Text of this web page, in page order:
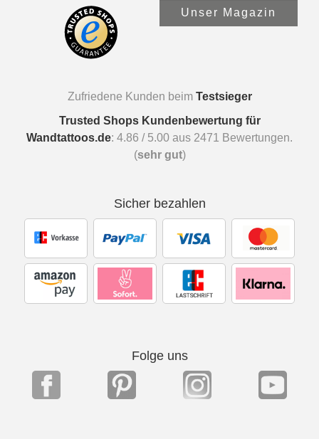
Unser Magazin
Zufriedene Kunden beim Testsieger
Trusted Shops Kundenbewertung für
Wandtattoos.de: 4.86 / 5.00 aus 2471
Bewertungen.
(sehr gut)
Sicher bezahlen
Folge uns